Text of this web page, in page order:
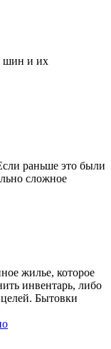
шин и их
раньше это были
сложное
жилье, которое
инвентарь, либо
Бытовки